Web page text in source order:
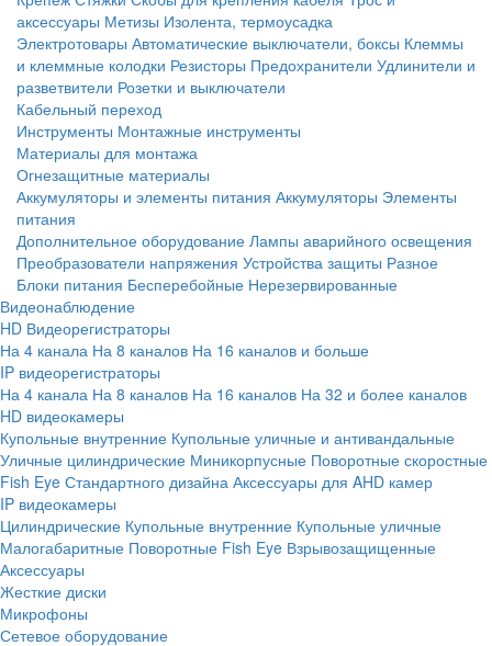
аксессуары Метизы Изолента, термоусадка
Электротовары Автоматические выключатели, боксы Клеммы
и клеммные колодки Резисторы Предохранители Удлинители и
разветвители Розетки и выключатели
Кабельный переход
Инструменты Монтажные инструменты
Материалы для монтажа
Огнезащитные материалы
Аккумуляторы и элементы питания Аккумуляторы Элементы
питания
Дополнительное оборудование Лампы аварийного освещения
Преобразователи напряжения Устройства защиты Разное
Блоки питания Бесперебойные Нерезервированные
Видеонаблюдение
HD Видеорегистраторы
На 4 канала На 8 каналов На 16 каналов и больше
IP видеорегистраторы
На 4 канала На 8 каналов На 16 каналов На 32 и более каналов
HD видеокамеры
Купольные внутренние Купольные уличные и антивандальные
Уличные цилиндрические Миникорпусные Поворотные скоростные
Fish Eye Стандартного дизайна Аксессуары для AHD камер
IP видеокамеры
Цилиндрические Купольные внутренние Купольные уличные
Малогабаритные Поворотные Fish Eye Взрывозащищенные
Аксессуары
Жесткие диски
Микрофоны
Сетевое оборудование